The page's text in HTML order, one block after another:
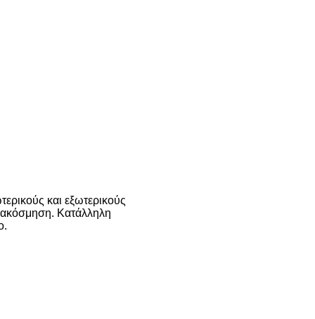
και εξωτερικούς
Κατάλληλη